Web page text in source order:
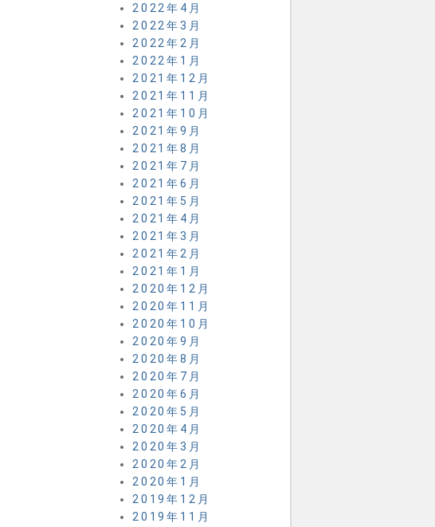
2022年4月
2022年3月
2022年2月
2022年1月
2021年12月
2021年11月
2021年10月
2021年9月
2021年8月
2021年7月
2021年6月
2021年5月
2021年4月
2021年3月
2021年2月
2021年1月
2020年12月
2020年11月
2020年10月
2020年9月
2020年8月
2020年7月
2020年6月
2020年5月
2020年4月
2020年3月
2020年2月
2020年1月
2019年12月
2019年11月